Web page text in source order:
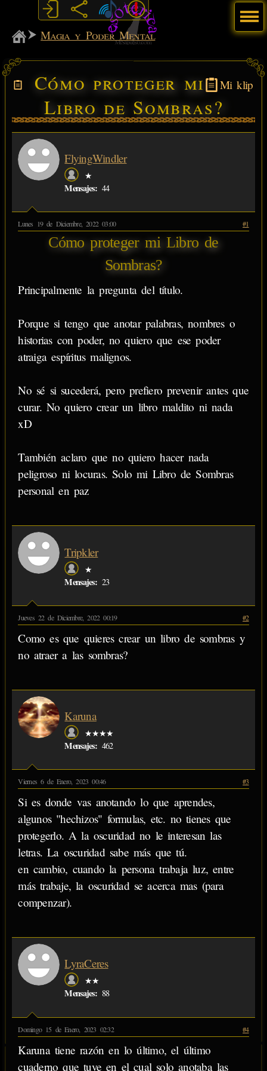
MiSabueso
Magia y Poder Mental
Mi klip
Cómo proteger mi
Libro de Sombras?
FlyingWindler
★
Mensajes: 44
Lunes 19 de Diciembre, 2022 03:00 #1
Cómo proteger mi Libro de
Sombras?
Principalmente la pregunta del título.
Porque si tengo que anotar palabras, nombres o
historias con poder, no quiero que ese poder
atraiga espíritus malignos.
No sé si sucederá, pero prefiero prevenir antes que
curar. No quiero crear un libro maldito ni nada
xD
También aclaro que no quiero hacer nada
peligroso ni locuras. Solo mi Libro de Sombras
personal en paz
Tripkler
★
Mensajes: 23
Jueves 22 de Diciembre, 2022 00:19 #2
Como es que quieres crear un libro de sombras y
no atraer a las sombras?
Karuna
★★★★
Mensajes: 462
Viernes 6 de Enero, 2023 00:46 #3
Si es donde vas anotando lo que aprendes,
algunos "hechizos" formulas, etc. no tienes que
protegerlo. A la oscuridad no le interesan las
letras. La oscuridad sabe más que tú.
en cambio, cuando la persona trabaja luz, entre
más trabaje, la oscuridad se acerca mas (para
compenzar).
LyraCeres
★★
Mensajes: 88
Domingo 15 de Enero, 2023 02:32 #4
Karuna tiene razón en lo último, el último
cuaderno que tuve en el cual solo anotaba las
Menú